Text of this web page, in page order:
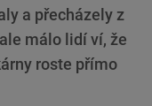
a přecházely z
málo lidí ví, že
roste přímo